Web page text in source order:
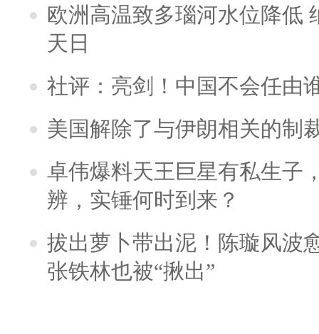
欧洲高温致多瑙河水位降低
天日
社评：亮剑！中国不会任由
美国解除了与伊朗相关的制
卓伟爆料天王巨星有私生子
辨，实锤何时到来？
拔出萝卜带出泥！陈璇风波
张铁林也被“揪出”